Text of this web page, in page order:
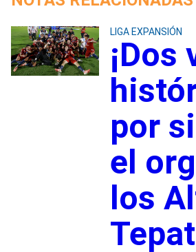
LIGA EXPANSIÓN
¡Dos
por
el
los